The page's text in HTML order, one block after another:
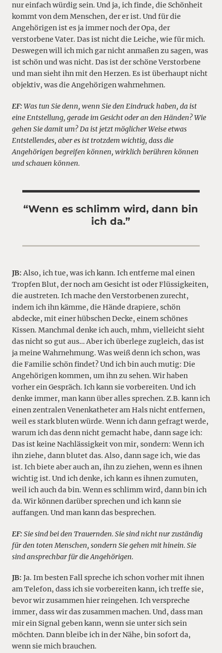
nur einfach würdig sein. Und ja, ich finde, die Schönheit
kommt von dem Menschen, der er ist. Und für die
Angehörigen ist es ja immer noch der Opa, der
verstorbene Vater. Das ist nicht die Leiche, wie für mich.
Deswegen will ich mich gar nicht anmaßen zu sagen, was
ist schön und was nicht. Das ist der schöne Verstorbene
und man sieht ihn mit den Herzen. Es ist überhaupt nicht
objektiv, was die Angehörigen wahrnehmen.
EF: Was tun Sie denn, wenn Sie den Eindruck haben, da ist
eine Entstellung, gerade im Gesicht oder an den Händen? Wie
gehen Sie damit um? Da ist jetzt möglicher Weise etwas
Entstellendes, aber es ist trotzdem wichtig, dass die
Angehörigen begreifen können, wirklich berühren können
und schauen können.
“Wenn es schlimm wird, dann bin
ich da.”
JB:Also, ich tue, was ich kann. Ich entferne mal einen
Tropfen Blut, der noch am Gesicht ist oder Flüssigkeiten,
die austreten. Ich mache den Verstorbenen zurecht,
indem ich ihn kämme, die Hände drapiere, schön
abdecke, mit einer hübschen Decke, einem schönes
Kissen. Manchmal denke ich auch, mhm, vielleicht sieht
das nicht so gut aus… Aber ich überlege zugleich, das ist
ja meine Wahrnehmung. Was weiß denn ich schon, was
die Familie schön findet? Und ich bin auch mutig: Die
Angehörigen kommen, um ihn zu sehen. Wir haben
vorher ein Gespräch. Ich kann sie vorbereiten. Und ich
denke immer, man kann über alles sprechen. Z.B. kann ich
einen zentralen Venenkatheter am Hals nicht entfernen,
weil es stark bluten würde. Wenn ich dann gefragt werde,
warum ich das denn nicht gemacht habe, dann sage ich:
Das ist keine Nachlässigkeit von mir, sondern: Wenn ich
ihn ziehe, dann blutet das. Also, dann sage ich, wie das
ist. Ich biete aber auch an, ihn zu ziehen, wenn es ihnen
wichtig ist. Und ich denke, ich kann es ihnen zumuten,
weil ich auch da bin. Wenn es schlimm wird, dann bin ich
da. Wir können darüber sprechen und ich kann sie
auffangen. Und man kann das besprechen.
EF: Sie sind bei den Trauernden. Sie sind nicht nur zuständig
für den toten Menschen, sondern Sie gehen mit hinein. Sie
sind ansprechbar für die Angehörigen.
JB: Ja. Im besten Fall spreche ich schon vorher mit ihnen
am Telefon, dass ich sie vorbereiten kann, ich treffe sie,
bevor wir zusammen hier reingehen. Ich verspreche
immer, dass wir das zusammen machen. Und, dass man
mir ein Signal geben kann, wenn sie unter sich sein
möchten. Dann bleibe ich in der Nähe, bin sofort da,
wenn sie mich brauchen.